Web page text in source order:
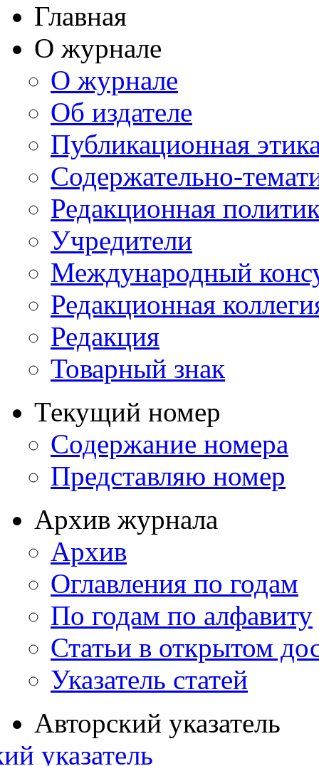
Главная
О журнале
О журнале
Об издателе
Публикационная
Содержательно-
Редакционная
Учредители
Международный
Редакционная
Редакция
Товарный знак
Текущий номер
Содержание номера
Представляю номер
Архив журнала
Архив
Оглавления по годам
По годам по алфавиту
Статьи в открытом
Указатель статей
Авторский указатель
указатель